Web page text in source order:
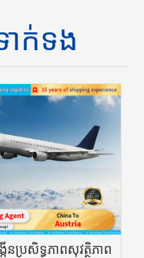
ក់ទង
ើនប្រសិទ្ធភាពសុវត្ថិភាព